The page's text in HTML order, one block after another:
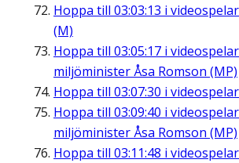
Hoppa till 03:03:13 i
(M)
Hoppa till 03:05:17 i
miljöminister Åsa Romson (MP)
Hoppa till 03:07:30 i
Hoppa till 03:09:40 i
miljöminister Åsa Romson (MP)
Hoppa till 03:11:48 i